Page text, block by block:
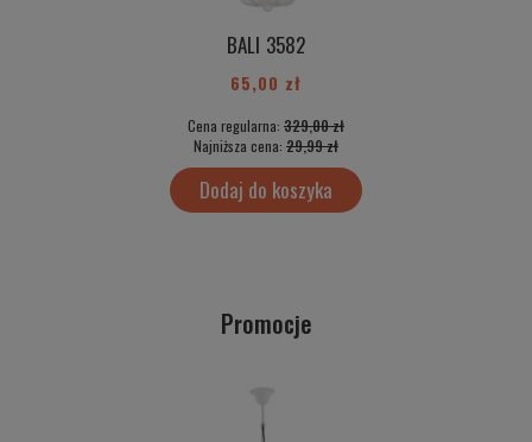
BALI 3582
65,00 zł
Cena regularna: 329,00 zł
Najniższa cena: 29,99 zł
Dodaj do koszyka
Promocje